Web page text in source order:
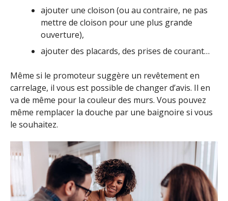
ajouter une cloison (ou au contraire, ne pas
mettre de cloison pour une plus grande
ouverture),
ajouter des placards, des prises de courant…
Même si le promoteur suggère un revêtement en
carrelage, il vous est possible de changer d’avis. Il en
va de même pour la couleur des murs. Vous pouvez
même remplacer la douche par une baignoire si vous
le souhaitez.